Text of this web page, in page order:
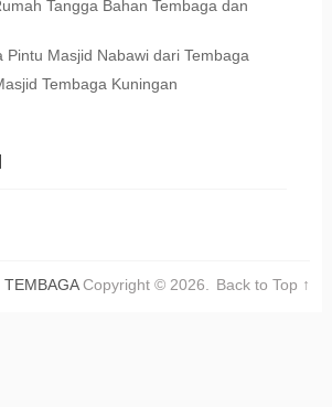
Tangga Bahan Tembaga dan
Pintu Masjid Nabawi dari Tembaga
Tembaga Kuningan
TEMBAGACopyright © 2026. Back to Top ↑